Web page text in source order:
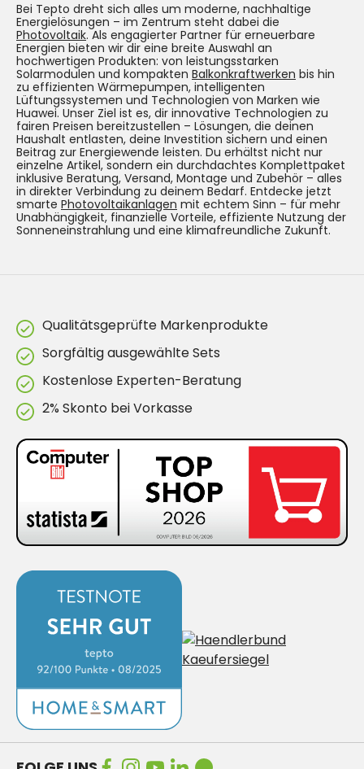
Bei Tepto dreht sich alles um moderne, nachhaltige
Energielösungen – im Zentrum steht dabei die
Photovoltaik. Als engagierter Partner für erneuerbare
Energien bieten wir dir eine breite Auswahl an
hochwertigen Produkten: von leistungsstarken
Solarmodulen und kompakten Balkonkraftwerken bis hin
zu effizienten Wärmepumpen, intelligenten
Lüftungssystemen und Technologien von Marken wie
Huawei. Unser Ziel ist es, dir innovative Technologien zu
fairen Preisen bereitzustellen – Lösungen, die deinen
Haushalt entlasten, deine Investition sichern und einen
Beitrag zur Energiewende leisten. Du erhältst nicht nur
einzelne Artikel, sondern ein durchdachtes Komplettpaket
inklusive Beratung, Versand, Montage und Zubehör – alles
in direkter Verbindung zu deinem Bedarf. Entdecke jetzt
smarte Photovoltaikanlagen mit echtem Sinn – für mehr
Unabhängigkeit, finanzielle Vorteile, effiziente Nutzung der
Sonneneinstrahlung und eine klimafreundliche Zukunft.
Qualitätsgeprüfte Markenprodukte
Sorgfältig ausgewählte Sets
Kostenlose Experten-Beratung
2% Skonto bei Vorkasse